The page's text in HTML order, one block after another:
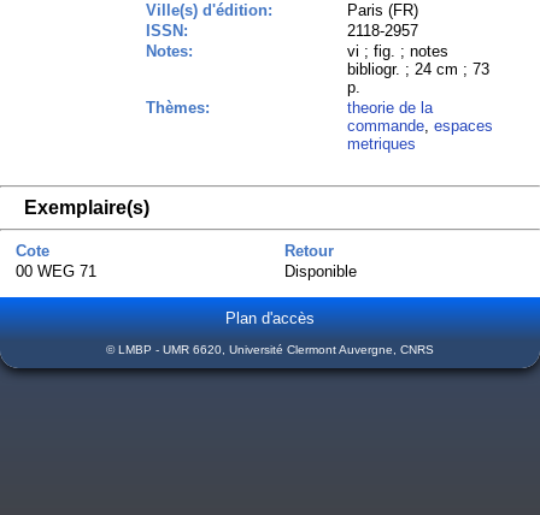
Ville(s) d'édition:
Paris (FR)
ISSN:
2118-2957
Notes:
vi ; fig. ; notes
bibliogr. ; 24 cm ; 73
p.
Thèmes:
theorie de la
commande,espaces
metriques
Exemplaire(s)
Cote
Retour
00 WEG 71
Disponible
Plan d'accès
© LMBP - UMR 6620, Université Clermont Auvergne, CNRS